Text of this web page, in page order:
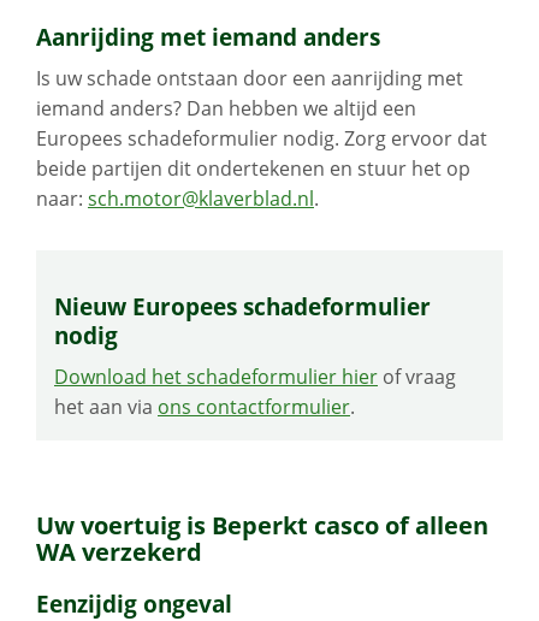
Aanrijding met iemand anders
Is uw schade ontstaan door een aanrijding met
iemand anders? Dan hebben we altijd een
Europees schadeformulier nodig. Zorg ervoor dat
beide partijen dit ondertekenen en stuur het op
naar: sch.motor@klaverblad.nl.
Nieuw Europees schadeformulier
nodig
Download het schadeformulier hier of vraag
het aan via ons contactformulier.
Uw voertuig is Beperkt casco of alleen
WA verzekerd
Eenzijdig ongeval